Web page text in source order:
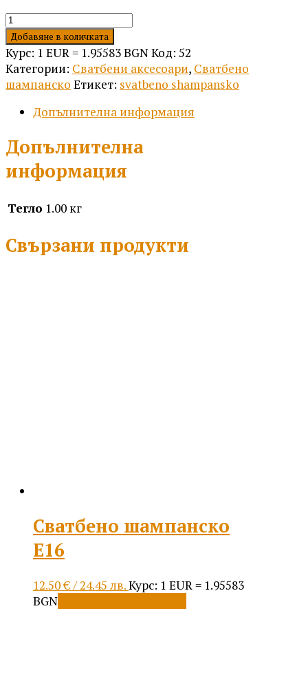
количество
за
Сватбено
шампанско
Е18
Добавяне в количката
Курс: 1 EUR = 1.95583 BGNКод: 52
Категории: Сватбени аксесоари, Сватбено
шампанско Етикет: svatbeno shampansko
Допълнителна информация
Допълнителна
информация
Тегло 1.00 кг
Свързани продукти
Сватбено шампанско
Е16
12.50€/ 24.45 лв.Курс: 1 EUR = 1.95583
BGN